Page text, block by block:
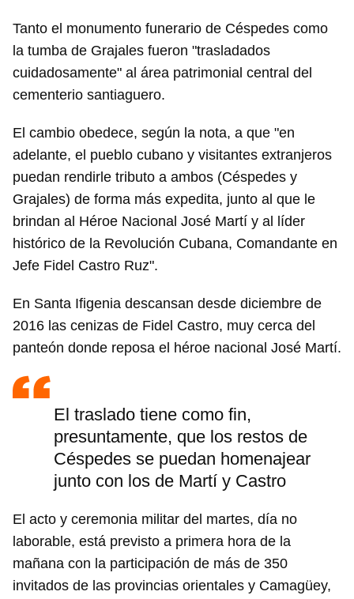
Tanto el monumento funerario de Céspedes como
la tumba de Grajales fueron "trasladados
cuidadosamente" al área patrimonial central del
cementerio santiaguero.
El cambio obedece, según la nota, a que "en
adelante, el pueblo cubano y visitantes extranjeros
puedan rendirle tributo a ambos (Céspedes y
Grajales) de forma más expedita, junto al que le
brindan al Héroe Nacional José Martí y al líder
histórico de la Revolución Cubana, Comandante en
Jefe Fidel Castro Ruz".
En Santa Ifigenia descansan desde diciembre de
2016 las cenizas de Fidel Castro, muy cerca del
panteón donde reposa el héroe nacional José Martí.
El traslado tiene como fin,
presuntamente, que los restos de
Céspedes se puedan homenajear
junto con los de Martí y Castro
El acto y ceremonia militar del martes, día no
laborable, está previsto a primera hora de la
mañana con la participación de más de 350
invitados de las provincias orientales y Camagüey,